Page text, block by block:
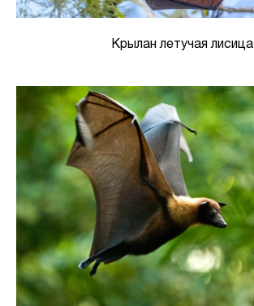
Крылан летучая лисица